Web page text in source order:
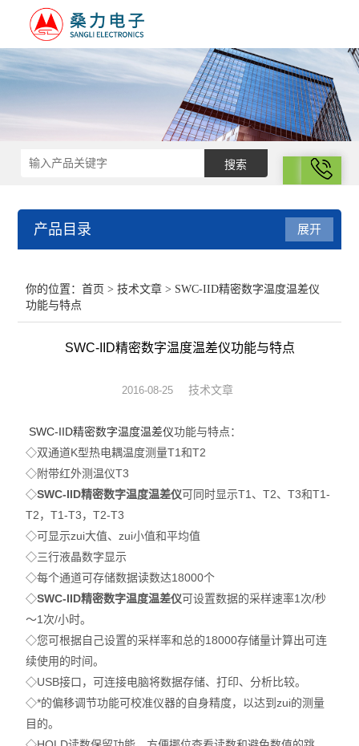
拨号
产品目录
电化学
表面性质与胶体化学部分
仪器仪表
光化学
展开
你的位置：首页 >技术文章 > SWC-IID精密数字温度温差仪
功能与特点
SWC-IID精密数字温度温差仪功能与特点
2016-08-25 技术文章
SWC-IID精密数字温度温差仪功能与特点：
◇双通道K型热电耦温度测量T1和T2
◇附带红外测温仪T3
◇SWC-IID精密数字温度温差仪可同时显示T1、T2、T3和T1-
T2，T1-T3，T2-T3
◇可显示zui大值、zui小值和平均值
◇三行液晶数字显示
◇每个通道可存储数据读数达18000个
◇SWC-IID精密数字温度温差仪可设置数据的采样速率1次/秒
～1次/小时。
◇您可根据自己设置的采样率和总的18000存储量计算出可连
续使用的时间。
◇USB接口，可连接电脑将数据存储、打印、分析比较。
◇*的偏移调节功能可校准仪器的自身精度，以达到zui的测量
目的。